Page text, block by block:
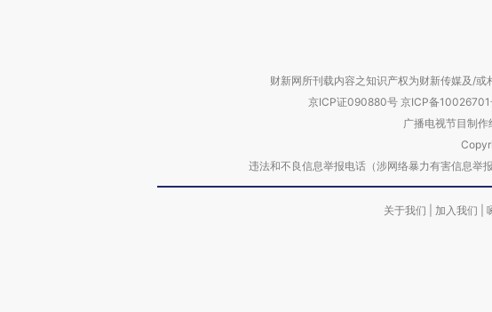
财新网所刊载内容之知识产权为财新传媒及/或
京ICP证090880号 京ICP备
广播电视节目制
违法和不良信息举报电话（涉网络暴力有害信息
关于我们 加入我们